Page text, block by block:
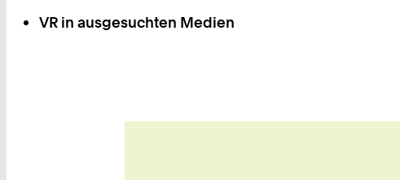
VR in ausgesuchten Medien